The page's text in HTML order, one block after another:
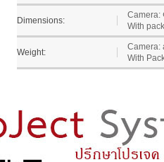
Dimensions:
Camera:
With
Weight:
Camera:
With